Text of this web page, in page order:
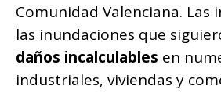
Comunidad Valenciana. Las
las inundaciones que
daños incalculables en
industriales, viviendas y